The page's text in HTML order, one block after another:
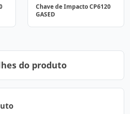
Chave de Impacto CP6120
GASED
do produto